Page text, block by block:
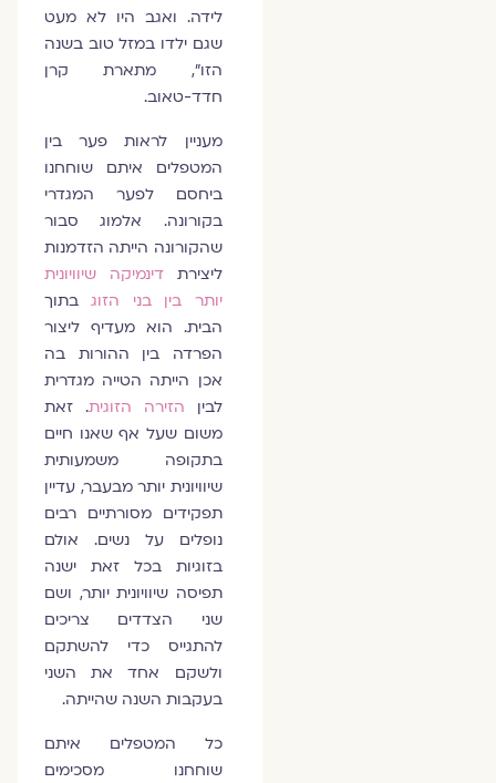
לידה. ואגב היו לא מעט
שגם ילדו במזל טוב בשנה
הזו", מתארת קרן
חדד-טאוב.
מעניין לראות פער בין
המטפלים איתם שוחחנו
ביחסם לפער המגדרי
בקורונה. אלמוג סבור
שהקורונה הייתה הזדמנות
ליצירת
דינמיקה שיוויונית
יותר בין בני הזוגבתוך
הבית. הוא מעדיף ליצור
הפרדה בין ההורות בה
אכן הייתה הטייה מגדרית
לבין
הזירה הזוגית. זאת
משום שעל אף שאנו חיים
בתקופה משמעותית
שיוויונית יותר מבעבר, עדיין
תפקידים מסורתיים רבים
נופלים על נשים. אולם
בזוגיות בכל זאת ישנה
תפיסה שיוויונית יותר, ושם
שני הצדדים צריכים
להתגייס כדי להשתקם
ולשקם אחד את השני
בעקבות השנה שהייתה.
כל המטפלים איתם
שוחחנו מסכימים